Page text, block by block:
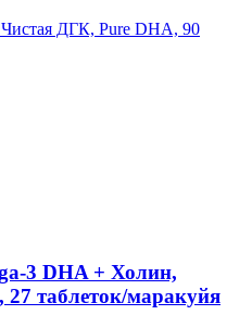
3 DHA + Холин,
таблеток/маракуйя